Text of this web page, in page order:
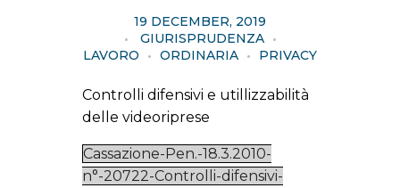
19 DECEMBER, 2019
GIURISPRUDENZA
LAVORO
ORDINARIA PRIVACY
Controlli difensivi e utillizzabilità
delle videoriprese
Cassazione-Pen.-18.3.2010-
n°-20722-Controlli-difensivi-